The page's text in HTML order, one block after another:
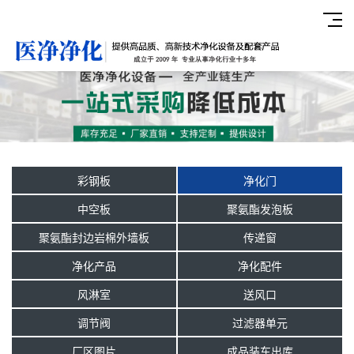
彩钢板
净化门
中空板
聚氨酯发泡板
聚氨酯封边岩棉外墙板
传递窗
净化产品
净化配件
风淋室
送风口
调节阀
过滤器单元
厂区图片
成品装车出库